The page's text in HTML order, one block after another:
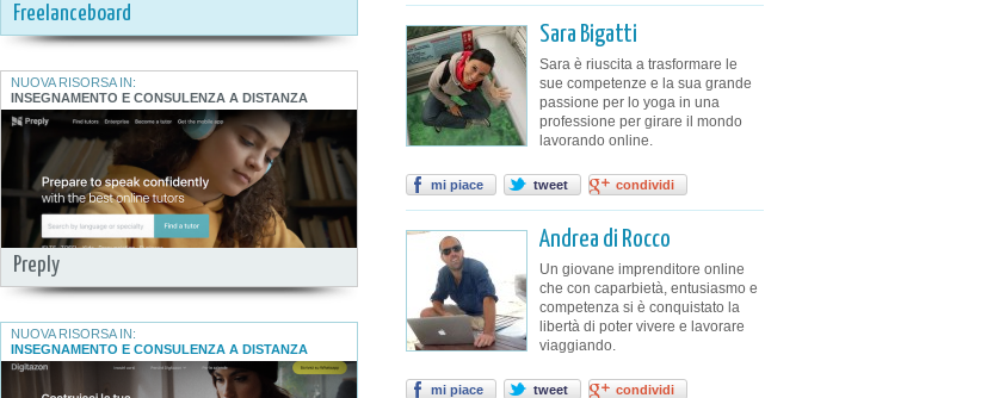
Freelanceboard
Preply
NUOVA RISORSA IN:
INSEGNAMENTO E CONSULENZA A DISTANZA
NUOVA RISORSA IN:
INSEGNAMENTO E CONSULENZA A DISTANZA
Sara Bigatti
Sara è riuscita a trasformare le
sue competenze e la sua grande
passione per lo yoga in una
professione per girare il mondo
lavorando online.
mi piace tweet condividi
Andrea di Rocco
Un giovane imprenditore online
che con caparbietà, entusiasmo e
competenza si è conquistato la
libertà di poter vivere e lavorare
viaggiando.
mi piace tweet condividi